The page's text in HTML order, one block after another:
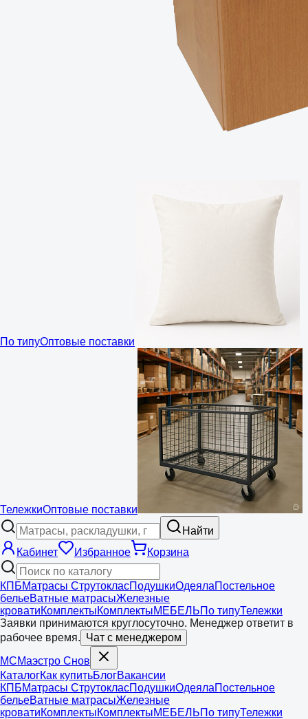
По типуОптовые поставки
ТележкиОптовые поставки
Найти
Кабинет
Избранное Корзина
КПБМатрасы СтрутокласПодушкиОдеялаПостельное
бельеВатные матрасыЖелезные
кроватиКомплектыКомплектыМЕБЕЛЬПо типуТележки
Заявки принимаются круглосуточно. Менеджер ответит в
рабочее время. Чат с менеджером
МСМаэстро Снов
КаталогКак купитьБлогВакансии
КПБМатрасы СтрутокласПодушкиОдеялаПостельное
бельеВатные матрасыЖелезные
кроватиКомплектыКомплектыМЕБЕЛЬПо типуТележки